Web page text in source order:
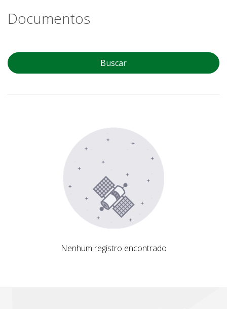
Documentos
Buscar
Nenhum registro encontrado
Nenhum registro encontrado